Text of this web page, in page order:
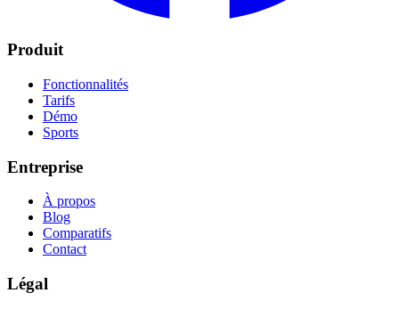
Produit
Fonctionnalités
Tarifs
Démo
Sports
Entreprise
À propos
Blog
Comparatifs
Contact
Légal